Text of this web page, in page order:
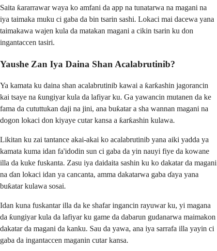
Saita ƙararrawar waya ko amfani da app na tunatarwa na magani na
iya taimaka muku ci gaba da bin tsarin sashi. Lokaci mai dacewa yana
taimakawa wajen kula da matakan magani a cikin tsarin ku don
ingantaccen tasiri.
Yaushe Zan Iya Daina Shan Acalabrutinib?
Ya kamata ku daina shan acalabrutinib kawai a ƙarƙashin jagorancin
kai tsaye na ƙungiyar kula da lafiyar ku. Ga yawancin mutanen da ke
fama da cututtukan daji na jini, ana buƙatar a sha wannan magani na
dogon lokaci don kiyaye cutar kansa a ƙarƙashin kulawa.
Likitan ku zai tantance akai-akai ko acalabrutinib yana aiki yadda ya
kamata kuma idan fa'idodin sun ci gaba da yin nauyi fiye da kowane
illa da kuke fuskanta. Zasu iya daidaita sashin ku ko dakatar da magani
na ɗan lokaci idan ya cancanta, amma dakatarwa gaba ɗaya yana
buƙatar kulawa sosai.
Idan kuna fuskantar illa da ke shafar ingancin rayuwar ku, yi magana
da ƙungiyar kula da lafiyar ku game da dabarun gudanarwa maimakon
dakatar da magani da kanku. Sau da yawa, ana iya sarrafa illa yayin ci
gaba da ingantaccen maganin cutar kansa.